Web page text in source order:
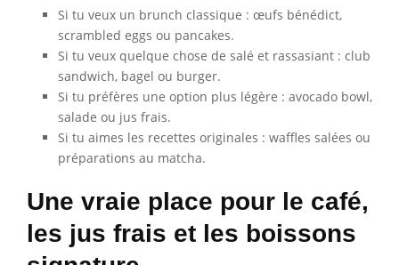
Si tu veux un brunch classique : œufs bénédict,
scrambled eggs ou pancakes.
Si tu veux quelque chose de salé et rassasiant : club
sandwich, bagel ou burger.
Si tu préfères une option plus légère : avocado bowl,
salade ou jus frais.
Si tu aimes les recettes originales : waffles salées ou
préparations au matcha.
Une vraie place pour le café,
les jus frais et les boissons